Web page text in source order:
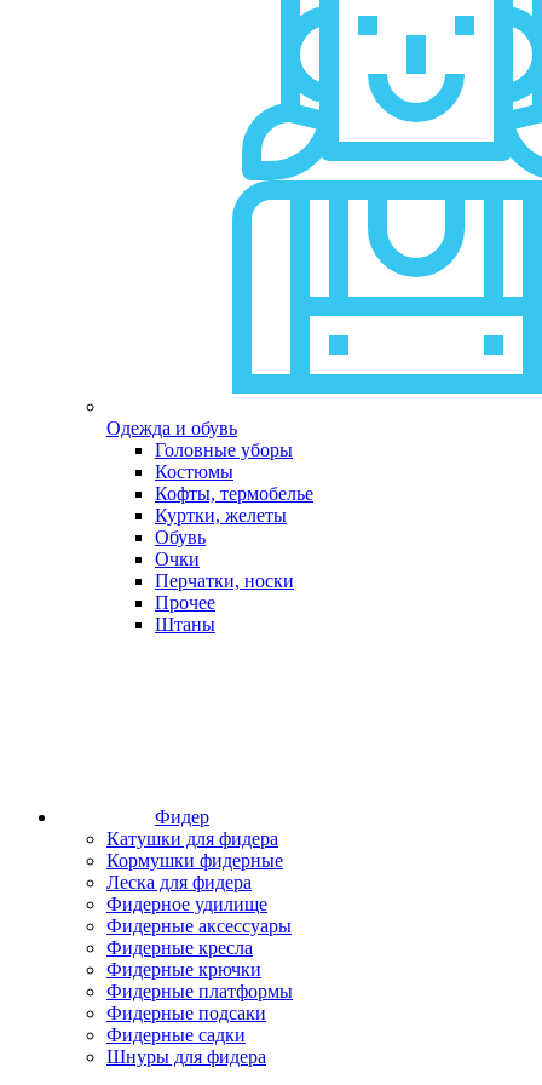
Одежда и обувь
Головные уборы
Костюмы
Кофты, термобелье
Куртки, желеты
Обувь
Очки
Перчатки, носки
Прочее
Штаны
Фидер
Катушки для фидера
Кормушки фидерные
Леска для фидера
Фидерное удилище
Фидерные аксессуары
Фидерные кресла
Фидерные крючки
Фидерные платформы
Фидерные подсаки
Фидерные садки
Шнуры для фидера